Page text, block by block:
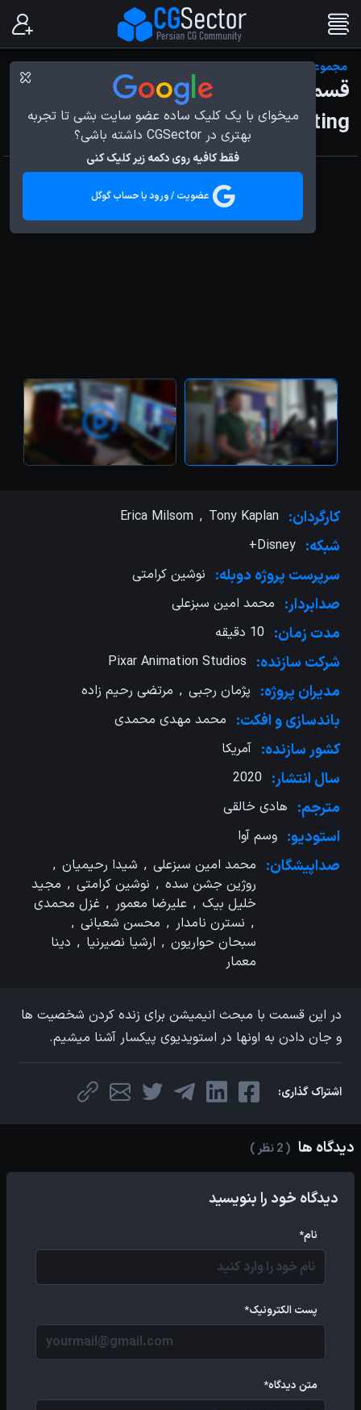
میخوای با یک کلیک ساده عضو سایت بشی تا تجربه
بهتری در CGSector داشته باشی؟
فقط کافیه روی دکمه زیر کلیک کنی
عضویت / ورود با حساب گوگل
مجموعه مستند درون پیکسار
قسمت چهاردهم - Animation and
Acting
کارگردان: Erica Milsom , Tony Kaplan
شبکه: Disney+
سرپرست پروژه دوبله: نوشین کرامتی
صدابردار: محمد امین سبزعلی
مدت زمان: 10 دقیقه
شرکت سازنده: Pixar Animation Studios
مدیران پروژه: پژمان رجبی , مرتضی رحیم زاده
باندسازی و ‌افکت: محمد مهدی محمدی
کشور سازنده: آمریکا
سال انتشار: 2020
مترجم: هادی خالقی
استودیو: وسم آوا
صداپیشگان: محمد امین سبزعلی , شیدا رحیمیان ,
روژین جشن سده , نوشین کرامتی , مجید
خلیل بیک , علیرضا معمور , غزل محمدی
, نسترن نامدار , محسن شعبانی ,
سبحان حواریون , ارشیا نصیرنیا , دینا
معمار
در این قسمت با مبحث انیمیشن برای زنده کردن شخصیت ها
و جان دادن به اونها در استویدیوی پیکسار آشنا میشیم.
اشتراک گذاری:
دیدگاه ها ( 2 نظر )
دیدگاه خود را بنویسید
نام*
پست الکترونیک*
متن دیدگاه*